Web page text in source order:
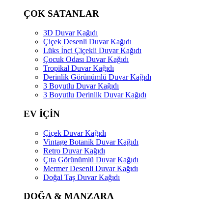
ÇOK SATANLAR
3D Duvar Kağıdı
Çiçek Desenli Duvar Kağıdı
Lüks İnci Çiçekli Duvar Kağıdı
Çocuk Odası Duvar Kağıdı
Tropikal Duvar Kağıdı
Derinlik Görünümlü Duvar Kağıdı
3 Boyutlu Duvar Kağıdı
3 Boyutlu Derinlik Duvar Kağıdı
EV İÇİN
Çiçek Duvar Kağıdı
Vintage Botanik Duvar Kağıdı
Retro Duvar Kağıdı
Çıta Görünümlü Duvar Kağıdı
Mermer Desenli Duvar Kağıdı
Doğal Taş Duvar Kağıdı
DOĞA & MANZARA